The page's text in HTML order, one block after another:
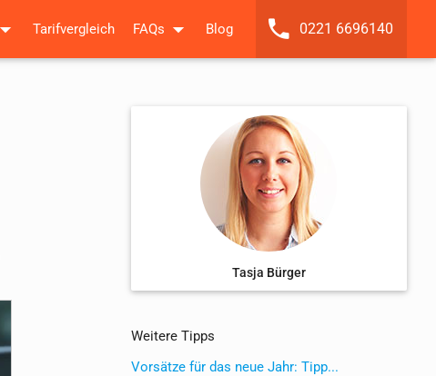
Tarifvergleich FAQs Blog 0221 6696140
Tasja Bürger
Weitere Tipps
Vorsätze für das neue Jahr: Tipp...